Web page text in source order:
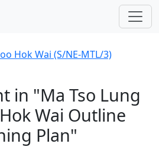
Hok Wai (S/NE-MTL/3)
in "Ma Tso Lung
Wai Outline
Plan"